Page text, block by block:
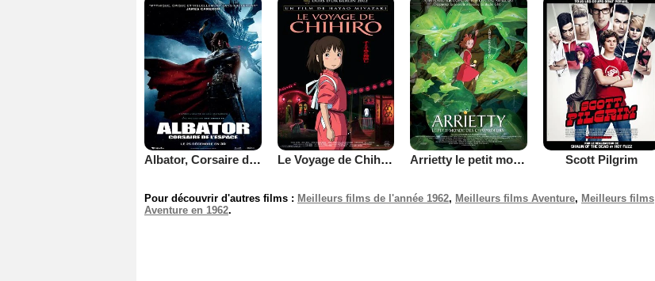
Albator, Corsaire de l'Espace Le Voyage de Chihiro Arrietty le petit monde des chapardeurs Scott Pilgrim
Pour découvrir d'autres films : Meilleurs films de l'année 1962, Meilleurs films Aventure, Meilleurs films
Aventure en 1962.